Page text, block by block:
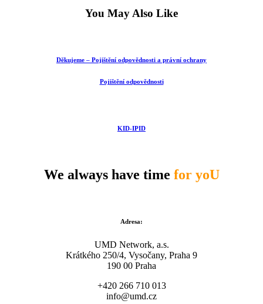
You May Also Like
Děkujeme – Pojištění odpovědnosti a právní ochrany
Pojištění odpovědnosti
KID-IPID
We always have time for yoU
Adresa:
UMD Network, a.s.
Krátkého 250/4, Vysočany, Praha 9
190 00 Praha
+420 266 710 013
info@umd.cz